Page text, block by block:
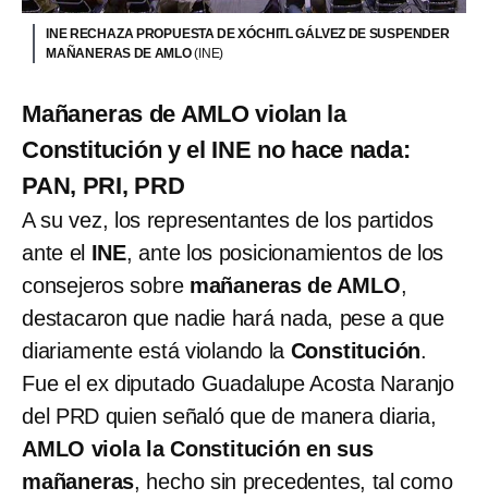
INE RECHAZA PROPUESTA DE XÓCHITL GÁLVEZ DE SUSPENDER
MAÑANERAS DE AMLO(INE)
Mañaneras de AMLO violan la
Constitución y el INE no hace nada:
PAN, PRI, PRD
A su vez, los representantes de los partidos
ante el INE, ante los posicionamientos de los
consejeros sobre mañaneras de AMLO,
destacaron que nadie hará nada, pese a que
diariamente está violando la Constitución.
Fue el ex diputado Guadalupe Acosta Naranjo
del PRD quien señaló que de manera diaria,
AMLO viola la Constitución en sus
mañaneras, hecho sin precedentes, tal como